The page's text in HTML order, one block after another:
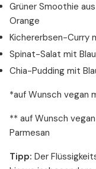
Grüner Smoothie
Orange
Kichererbsen-Curry
Spinat-Salat mit
Chia-Pudding mit
*auf Wunsch vegan
** auf Wunsch
Parmesan
Tipp: Der